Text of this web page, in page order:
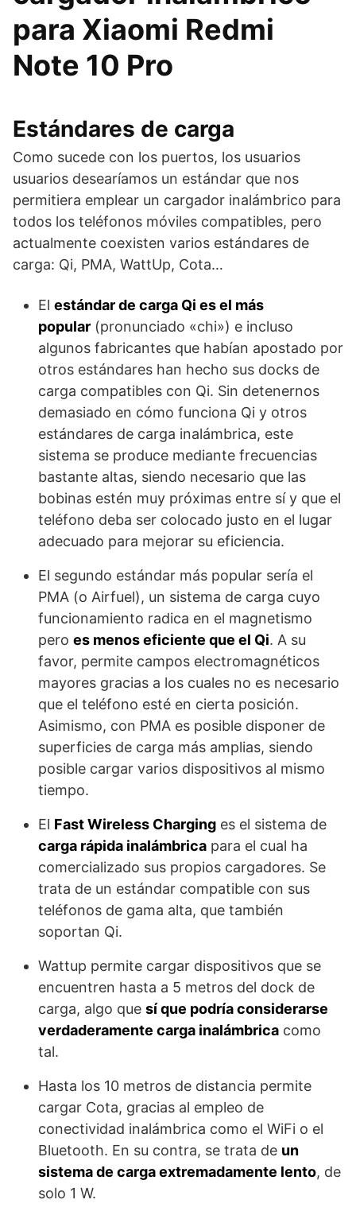
para Xiaomi Redmi
Note 10 Pro
Estándares de carga
Como sucede con los puertos, los usuarios
usuarios desearíamos un estándar que nos
permitiera emplear un cargador inalámbrico para
todos los teléfonos móviles compatibles, pero
actualmente coexisten varios estándares de
carga: Qi, PMA, WattUp, Cota…
El estándar de carga Qi es el más
popular (pronunciado «chi») e incluso
algunos fabricantes que habían apostado por
otros estándares han hecho sus docks de
carga compatibles con Qi. Sin detenernos
demasiado en cómo funciona Qi y otros
estándares de carga inalámbrica, este
sistema se produce mediante frecuencias
bastante altas, siendo necesario que las
bobinas estén muy próximas entre sí y que el
teléfono deba ser colocado justo en el lugar
adecuado para mejorar su eficiencia.
El segundo estándar más popular sería el
PMA (o Airfuel), un sistema de carga cuyo
funcionamiento radica en el magnetismo
pero es menos eficiente que el Qi. A su
favor, permite campos electromagnéticos
mayores gracias a los cuales no es necesario
que el teléfono esté en cierta posición.
Asimismo, con PMA es posible disponer de
superficies de carga más amplias, siendo
posible cargar varios dispositivos al mismo
tiempo.
El Fast Wireless Charging es el sistema de
carga rápida inalámbrica para el cual ha
comercializado sus propios cargadores. Se
trata de un estándar compatible con sus
teléfonos de gama alta, que también
soportan Qi.
Wattup permite cargar dispositivos que se
encuentren hasta a 5 metros del dock de
carga, algo que sí que podría considerarse
verdaderamente carga inalámbrica como
tal.
Hasta los 10 metros de distancia permite
cargar Cota, gracias al empleo de
conectividad inalámbrica como el WiFi o el
Bluetooth. En su contra, se trata de un
sistema de carga extremadamente lento, de
solo 1 W.